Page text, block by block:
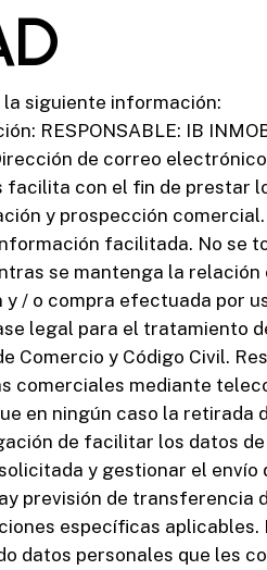
la siguiente información:
RESPONSABLE: IB
de correo
facilita con el fin de prestar
y prospección
facilitada. No se
se mantenga la
/ o compra efectuada por
legal para el tratamiento
y Código Civil.
comerciales mediante
en ningún caso la retirada
de facilitar los datos
y gestionar el
previsión de
específicas aplicables.
datos personales que les